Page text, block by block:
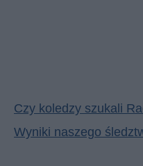
Czy koledzy szukali
Wyniki naszego